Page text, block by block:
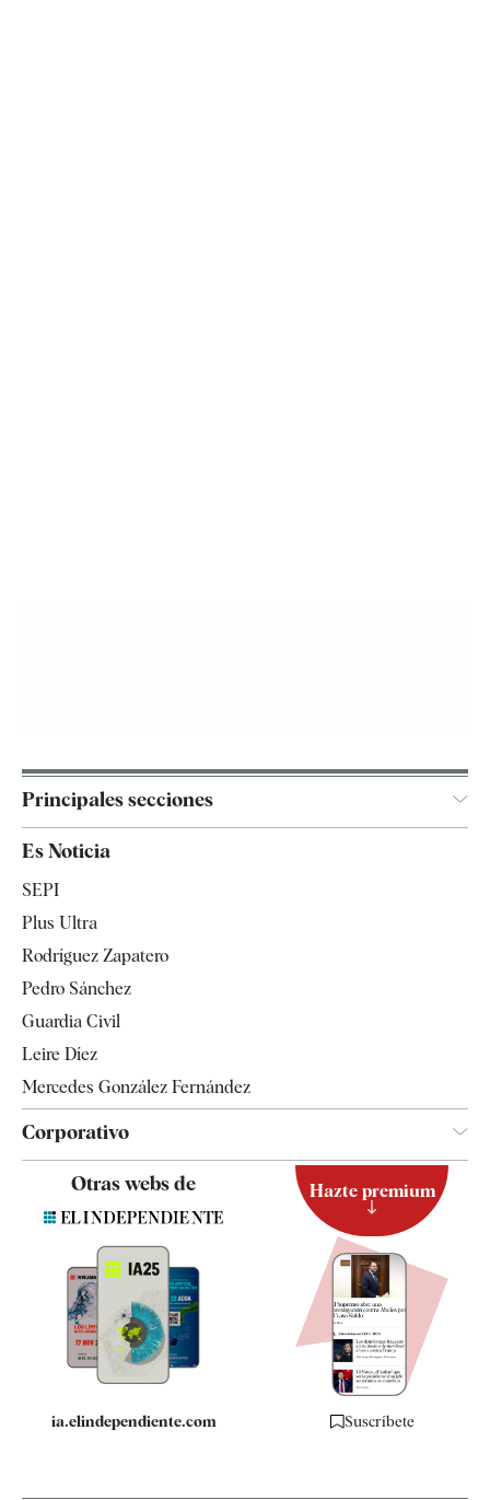
Principales secciones
Televisión
Es Noticia
SEPI
Plus Ultra
Rodríguez Zapatero
Pedro Sánchez
Guardia Civil
Leire Díez
Mercedes González Fernández
Corporativo
Quiénes somos
Especificaciones
Otras webs de
ia.elindependiente.com
Hazte premium
Suscríbete